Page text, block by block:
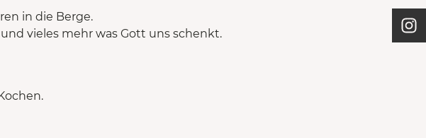
in die Berge.
vieles mehr was Gott uns schenkt.